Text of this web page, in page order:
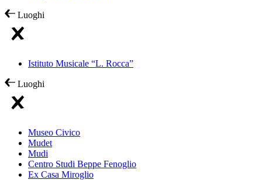
Luoghi
Istituto Musicale “L. Rocca”
Luoghi
Museo Civico
Mudet
Mudi
Centro Studi Beppe Fenoglio
Ex Casa Miroglio